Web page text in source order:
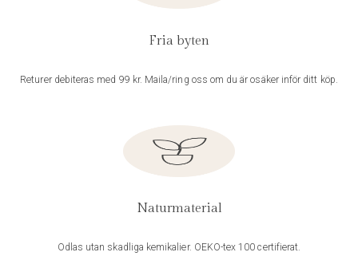
Fria byten
Returer debiteras med 99 kr. Maila/ring oss om du är osäker inför ditt köp.
Naturmaterial
Odlas utan skadliga kemikalier. OEKO-tex 100 certifierat.